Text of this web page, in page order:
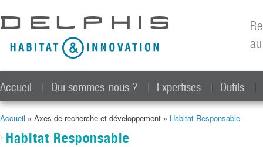
Accueil Qui sommes-nous ? Expertises Outils
Accueil » Axes de recherche et développement » Habitat Responsable
Habitat Responsable